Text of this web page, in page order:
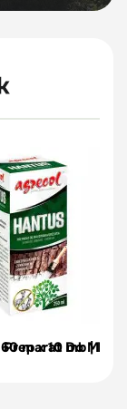
m x 10 mb |
Do